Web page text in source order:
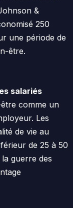
&
250
une période de
être.
salariés
comme un
Les
de vie au
de 25 à 50
guerre des